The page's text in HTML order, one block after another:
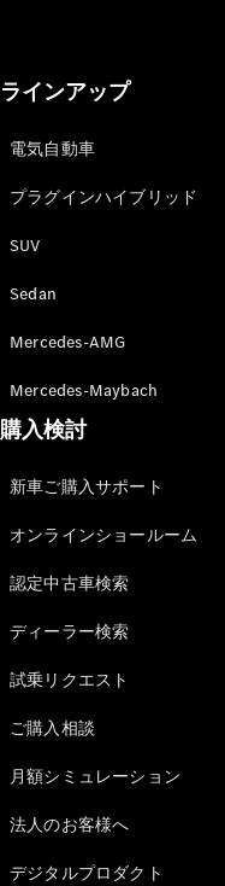
Mercedes-
AMG SL
Mercedes-
ム
V-Class
スト
ショールー
ム
試乗リクエスト
オンラインショ
ラインアップ
電気自動車
プラグインハイブリッド
SUV
Sedan
Mercedes-AMG
Mercedes-Maybach
購入検討
新車ご購入サポート
オンラインショールーム
認定中古車検索
ディーラー検索
試乗リクエスト
ご購入相談
月額シミュレーション
法人のお客様へ
デジタルプロダクト